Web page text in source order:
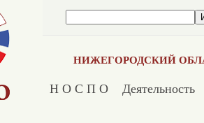
Н О С П О Деятельность
НИЖЕГОРОДСКИЙ